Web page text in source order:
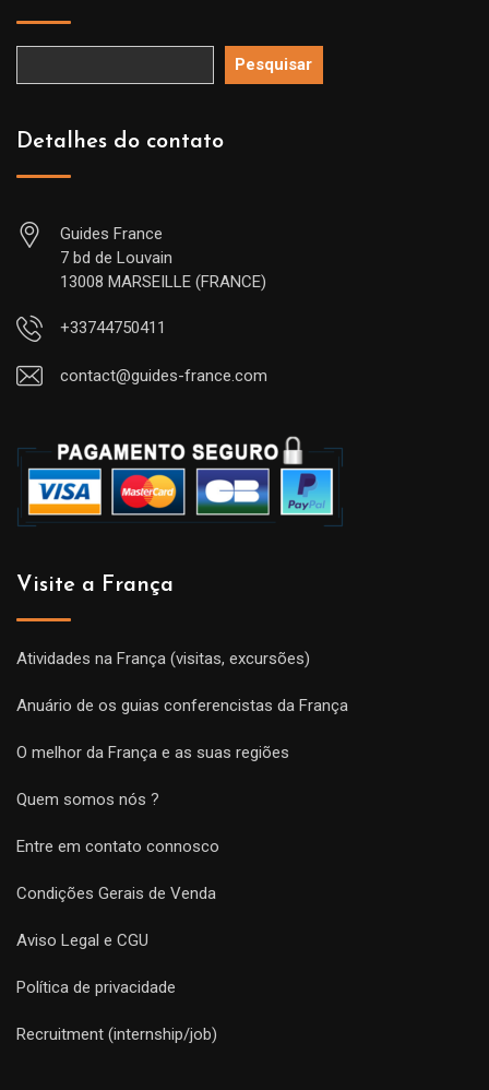
Pesquisar
Detalhes do contato
Guides France
7 bd de Louvain
13008 MARSEILLE (FRANCE)
+33744750411
contact@guides-france.com
Visite a França
Atividades na França (visitas, excursões)
Anuário de os guias conferencistas da França
O melhor da França e as suas regiões
Quem somos nós ?
Entre em contato connosco
Condições Gerais de Venda
Aviso Legal e CGU
Política de privacidade
Recruitment (internship/job)